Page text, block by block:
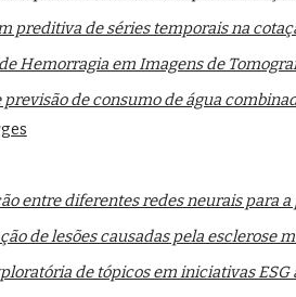
preditiva de séries temporais na
Hemorragia em Imagens de
previsão de consumo de água
entre diferentes redes neurais para
de lesões causadas pela
de tópicos em iniciativas